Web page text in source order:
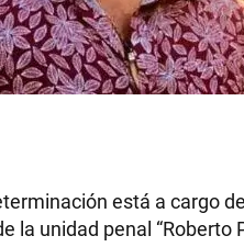
está a cargo
la unidad penal